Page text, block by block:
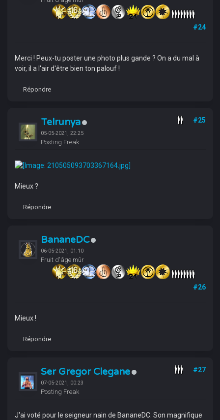
#24
Merci ! Peux-tu poster une photo plus gande ? On a du mal à
voir, il a l'air d'être bien ton palouf !
Répondre
Telrunya
05-05-2021, 22:25
Posting Freak
#25
Mieux ?
Répondre
BananeDC
06-05-2021, 01:10
Fruit d'âge mûr
#26
Mieux !
Répondre
Ser Gregor Clegane
07-05-2021, 00:23
Posting Freak
#27
J'ai voté pour le seigneur nain de BananeDC. Son magnifique